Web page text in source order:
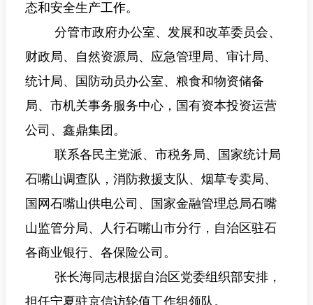
态和安全生产工作。
分管市政府办公室、发展和改革委员会、
财政局、
自然资源局、应急管理局、 审计局、
统计局、国防动员办公室、粮食和物资储备
局、 市机关事务服务中心，国有资本投资运营
公司、鑫鼎集团 。
联系各民主党派、市税务局、国家统计局
石嘴山调查队， 消防救援支队、烟草专卖局、
国网石嘴山供电公司、
国家金融管理总局石嘴
山监管分局、人行石嘴山市分行， 自治区驻石
各商业银行、各保险公司 。
张长海同志根据自治区党委组织部安排，
担任宁夏驻京信访轮值工作组领队。